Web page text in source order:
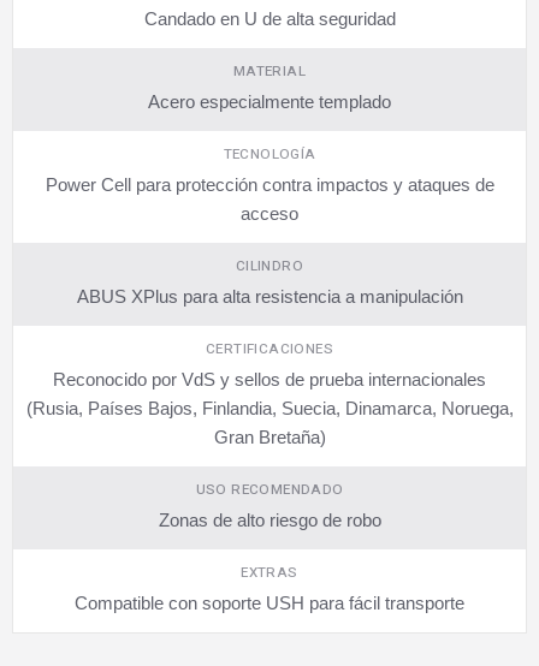
Candado en U de alta seguridad
MATERIAL
Acero especialmente templado
TECNOLOGÍA
Power Cell para protección contra impactos y ataques de
acceso
CILINDRO
ABUS XPlus para alta resistencia a manipulación
CERTIFICACIONES
Reconocido por VdS y sellos de prueba internacionales
(Rusia, Países Bajos, Finlandia, Suecia, Dinamarca, Noruega,
Gran Bretaña)
USO RECOMENDADO
Zonas de alto riesgo de robo
EXTRAS
Compatible con soporte USH para fácil transporte